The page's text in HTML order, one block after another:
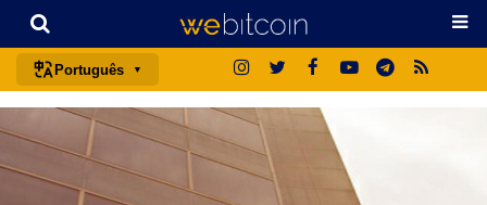
Português
português (BR)
english